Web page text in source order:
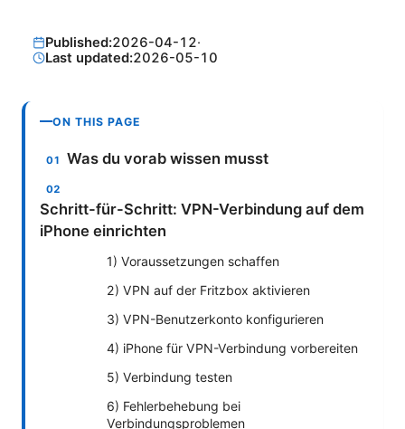
Published:2026-04-12·
Last updated:2026-05-10
ON THIS PAGE
Was du vorab wissen musst
Schritt-für-Schritt: VPN-Verbindung auf dem
iPhone einrichten
1) Voraussetzungen schaffen
2) VPN auf der Fritzbox aktivieren
3) VPN-Benutzerkonto konfigurieren
4) iPhone für VPN-Verbindung vorbereiten
5) Verbindung testen
6) Fehlerbehebung bei
Verbindungsproblemen